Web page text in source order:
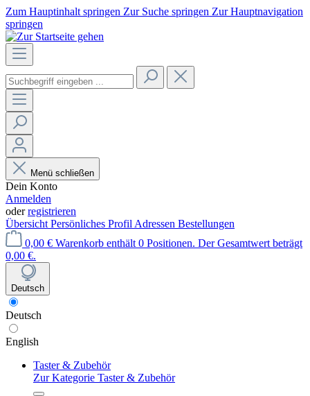
Zum Hauptinhalt springen Zur Suche springen Zur Hauptnavigation
springen
Menü schließen
Dein Konto
Anmelden
oderregistrieren
Übersicht Persönliches Profil Adressen Bestellungen
0,00 € Warenkorb enthält 0 Positionen. Der Gesamtwert beträgt
0,00 €.
Deutsch
Deutsch
English
Taster & Zubehör
Zur Kategorie Taster & Zubehör